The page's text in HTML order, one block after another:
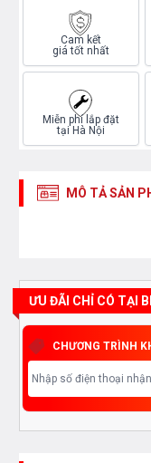
Cam kết
giá tốt nhất
Miễn phí lắp đặt
tại Hà Nội
MÔ TẢ SẢN
ƯU ĐÃI CHỈ CÓ TẠI
CHƯƠNG TRÌNH